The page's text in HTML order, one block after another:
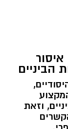
הביניים
וזאת